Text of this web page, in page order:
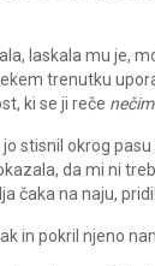
laskala mu je,
trenutku
ki se ji reče
jo stisnil okrog
da mi ni
čaka na naju,
in pokril njeno